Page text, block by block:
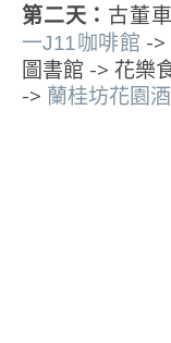
第二天： 古董
一J11咖啡館 ->
圖書館 -> 花樂
-> 蘭桂坊花園